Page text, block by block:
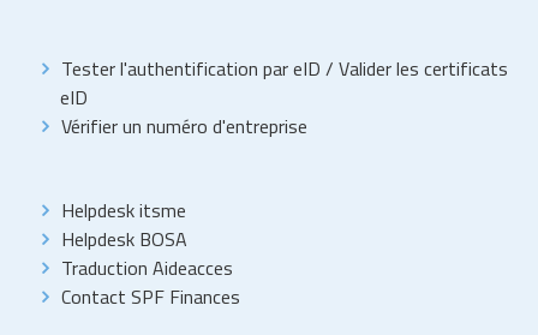
Tester l'authentification par eID / Valider les certificats
eID
Vérifier un numéro d'entreprise
Helpdesk itsme
Helpdesk BOSA
Traduction Aideacces
Contact SPF Finances